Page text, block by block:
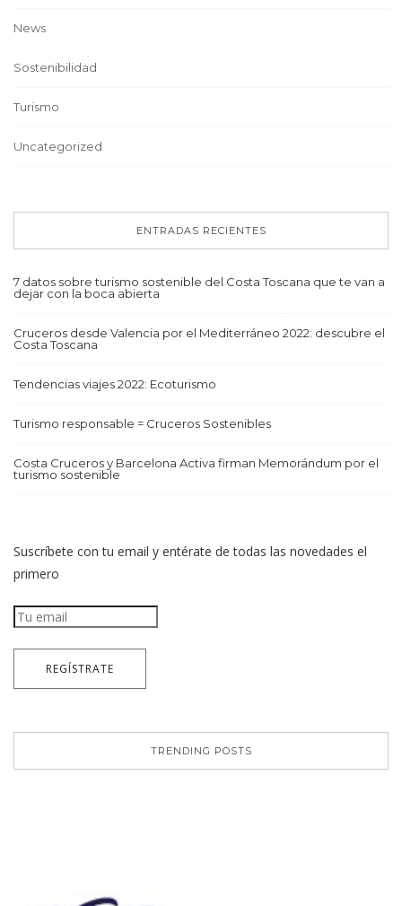
News
Sostenibilidad
Turismo
Uncategorized
ENTRADAS RECIENTES
7 datos sobre turismo sostenible del Costa Toscana que te van a
dejar con la boca abierta
Cruceros desde Valencia por el Mediterráneo 2022: descubre el
Costa Toscana
Tendencias viajes 2022: Ecoturismo
Turismo responsable = Cruceros Sostenibles
Costa Cruceros y Barcelona Activa firman Memorándum por el
turismo sostenible
Suscríbete con tu email y entérate de todas las novedades el
primero
TRENDING POSTS